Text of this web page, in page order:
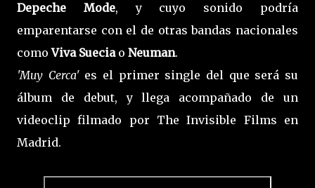
Depeche Mode, y cuyo sonido podría
emparentarse con el de otras bandas nacionales
comoViva Suecia o Neuman.
'Muy Cerca' es el primer single del que será su
álbum de debut, y llega acompañado de un
videoclip filmado por The Invisible Films en
Madrid.